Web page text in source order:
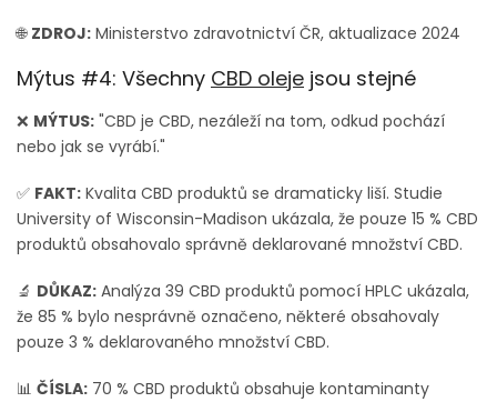
🌐 ZDROJ: Ministerstvo zdravotnictví ČR, aktualizace 2024
Mýtus #4: Všechny CBD oleje jsou stejné
❌ MÝTUS: "CBD je CBD, nezáleží na tom, odkud pochází
nebo jak se vyrábí."
✅ FAKT: Kvalita CBD produktů se dramaticky liší. Studie
University of Wisconsin-Madison ukázala, že pouze 15 % CBD
produktů obsahovalo správně deklarované množství CBD.
🔬 DŮKAZ: Analýza 39 CBD produktů pomocí HPLC ukázala,
že 85 % bylo nesprávně označeno, některé obsahovaly
pouze 3 % deklarovaného množství CBD.
📊 ČÍSLA: 70 % CBD produktů obsahuje kontaminanty